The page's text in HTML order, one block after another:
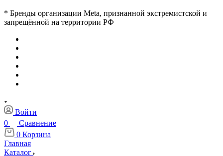
* Бренды организации Meta, признанной экстремистской и
запрещённой на территории РФ
Войти
0
Сравнение
0 Корзина
Главная
Каталог